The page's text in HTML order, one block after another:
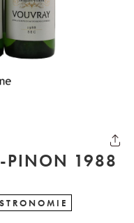
PINON 1988